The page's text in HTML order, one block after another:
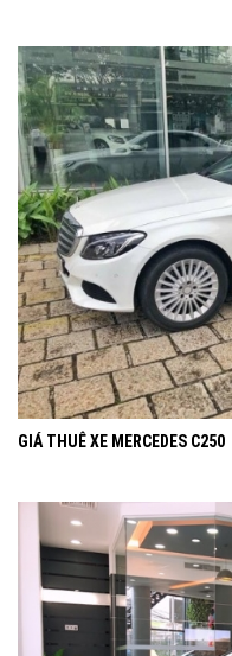
GIÁ THUÊ XE MERCEDES C250